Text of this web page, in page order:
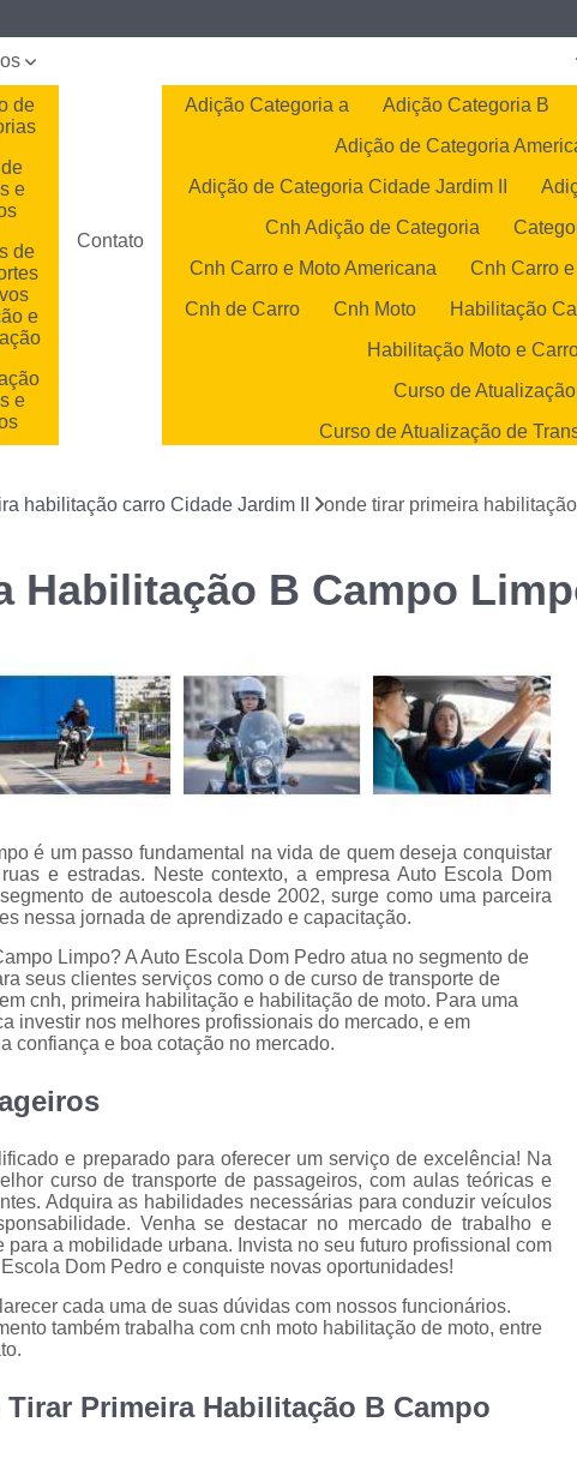
de
e
de
e
e
Contato
Adição Categoria a Adição Categoria B
Adição de Categoria
Adição de Categoria Cidade Jardim II
Cnh Adição de Categoria
Cnh Carro e Moto Americana
Cnh Carro e
Cnh de Carro
Cnh Moto Habilitação
Habilitação Moto e
Curso de
Curso de Atualização de
Curso de Atualização
Curso de Formação de Transporte Coletivo
Curso de Transporte Coletivo Formação e
Cursos Transporte Coletivo
Carteira de Carro e Moto
Carteira de
Carteira Moto e Carro
Cnh
Habilitação Carro e Moto Cidade
Carteira de Habilitação Cassada
Cnh Cassada
Cnh Cassada
Cnh Cassada e Vencida
Cnh
Habilitação Cassada
Habilitação
Primeira
Primeira Habilitação Carro Cidade
Primeira Habilitação Categoria a
Primeira Habilitação de Moto
Reciclagem Cnh Cassada
Reciclagem de Carteira de Motorista
habilitação carro Cidade Jardim II onde tirar primeira
Habilitação B Campo
é um passo fundamental na vida de quem deseja conquistar
e estradas. Neste contexto, a empresa Auto Escola Dom
de autoescola desde 2002, surge como uma parceira
nessa jornada de aprendizado e capacitação.
Limpo? A Auto Escola Dom Pedro atua no segmento de
seus clientes serviços como o de curso de transporte de
cnh, primeira habilitação e habilitação de moto. Para uma
investir nos melhores profissionais do mercado, e em
confiança e boa cotação no mercado.
e preparado para oferecer um serviço de excelência! Na
curso de transporte de passageiros, com aulas teóricas e
Adquira as habilidades necessárias para conduzir veículos
Venha se destacar no mercado de trabalho e
a mobilidade urbana. Invista no seu futuro profissional com
Dom Pedro e conquiste novas oportunidades!
cada uma de suas dúvidas com nossos funcionários.
também trabalha com cnh moto habilitação de moto, entre
Primeira Habilitação B Campo